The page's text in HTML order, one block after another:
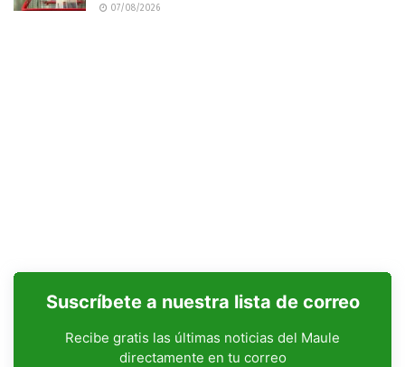
07/08/2026
Suscríbete a nuestra lista de correo
Recibe gratis las últimas noticias del Maule
directamente en tu correo